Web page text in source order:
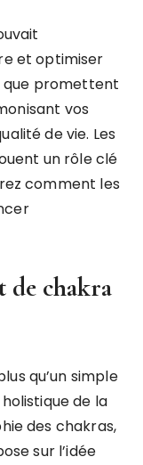
et optimiser
que promettent
vos
de vie. Les
un rôle clé
comment les
de chakra
qu’un simple
de la
des chakras,
sur l’idée